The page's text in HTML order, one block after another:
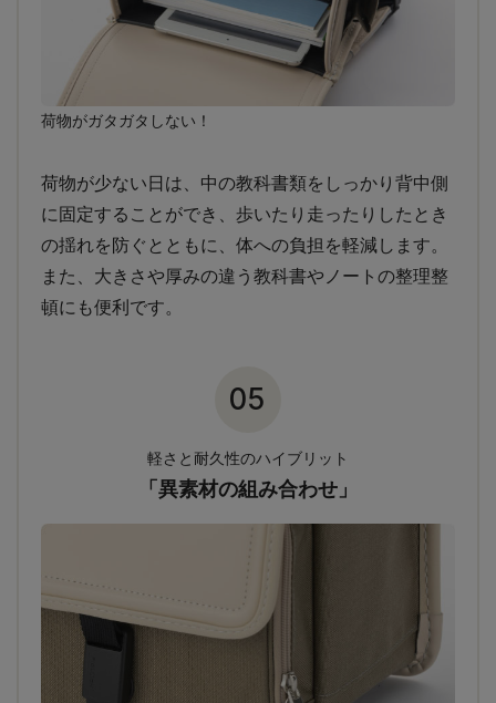
荷物がガタガタしない！
荷物が少ない日は、中の教科書類をしっかり背中側
に固定することができ、歩いたり走ったりしたとき
の揺れを防ぐとともに、体への負担を軽減します。
また、大きさや厚みの違う教科書やノートの整理整
頓にも便利です。
05
軽さと耐久性のハイブリット
「異素材の組み合わせ」